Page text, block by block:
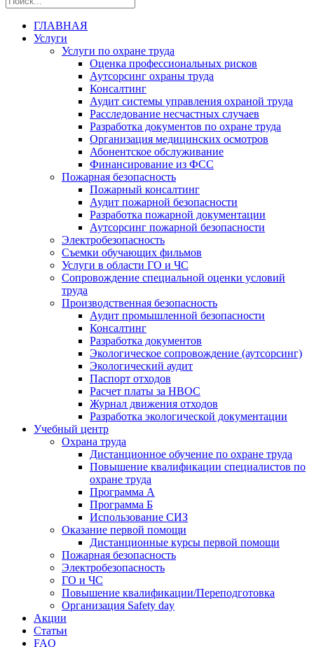
ГЛАВНАЯ
Услуги
Услуги по охране труда
Оценка профессиональных рисков
Аутсорсинг охраны труда
Консалтинг
Аудит системы управления охраной труда
Расследование несчастных случаев
Разработка документов по охране труда
Организация медицинских осмотров
Абонентское обслуживание
Финансирование из ФСС
Пожарная безопасность
Пожарный консалтинг
Аудит пожарной безопасности
Разработка пожарной документации
Аутсорсинг пожарной безопасности
Электробезопасность
Съемки обучающих фильмов
Услуги в области ГО и ЧС
Сопровождение специальной оценки условий
труда
Производственная безопасность
Аудит промышленной безопасности
Консалтинг
Разработка документов
Экологическое сопровождение (аутсорсинг)
Экологический аудит
Паспорт отходов
Расчет платы за НВОС
Журнал движения отходов
Разработка экологической документации
Учебный центр
Охрана труда
Дистанционное обучение по охране труда
Повышение квалификации специалистов по
охране труда
Программа А
Программа Б
Использование СИЗ
Оказание первой помощи
Дистанционные курсы первой помощи
Пожарная безопасность
Электробезопасность
ГО и ЧС
Повышение квалификации/Переподготовка
Организация Safety day
Акции
Статьи
FAQ